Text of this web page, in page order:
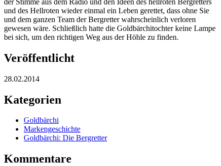
und des Hellroten wieder einmal ein Leben gerettet, dass ohne Sie
und dem ganzen Team der Bergretter wahrscheinlich verloren
gewesen wäre. Schließlich hatte die Goldbärchitochter keine Lampe
bei sich, um den richtigen Weg aus der Höhle zu finden.
Veröffentlicht
28.02.2014
Kategorien
Goldbärchi
Markengeschichte
Goldbärchi: Die Bergretter
Kommentare